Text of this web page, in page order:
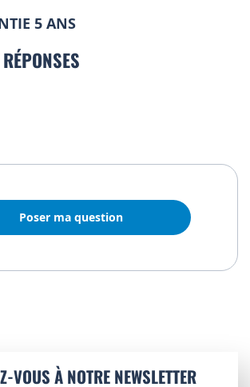
5 ANS
Poser ma question
VOUS À NOTRE NEWSLETTER